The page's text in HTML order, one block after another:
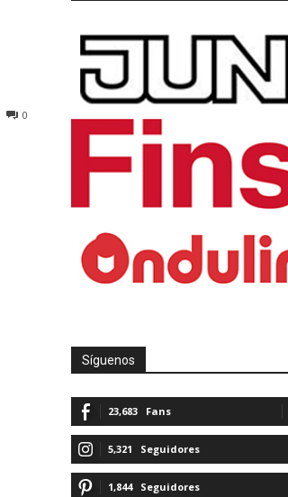
0
Síguenos
23,683 Fans
5,321 Seguidores
1,844 Seguidores